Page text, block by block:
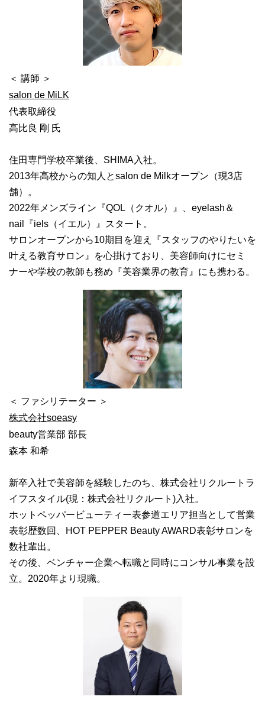
＜ 講師 ＞
salon de MiLK
代表取締役
高比良 剛 氏
住田専門学校卒業後、SHIMA入社。
2013年高校からの知人とsalon de Milkオープン（現3店
舗）。
2022年メンズライン『QOL（クオル）』、eyelash＆
nail『iels（イエル）』スタート。
サロンオープンから10期目を迎え『スタッフのやりたいを
叶える教育サロン』を心掛けており、美容師向けにセミ
ナーや学校の教師も務め『美容業界の教育』にも携わる。
＜ ファシリテーター ＞
株式会社soeasy
beauty営業部 部長
森本 和希
新卒入社で美容師を経験したのち、株式会社リクルートラ
イフスタイル(現：株式会社リクルート)入社。
ホットペッパービューティー表参道エリア担当として営業
表彰歴数回、HOT PEPPER Beauty AWARD表彰サロンを
数社輩出。
その後、ベンチャー企業へ転職と同時にコンサル事業を設
立。2020年より現職。